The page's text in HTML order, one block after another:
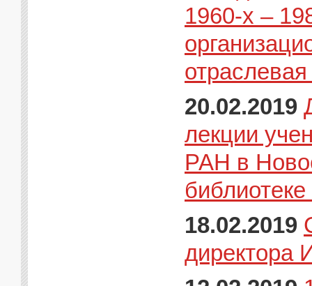
1960-х –
отраслевая
20.02.2019
лекции
РАН в
18.02.2019